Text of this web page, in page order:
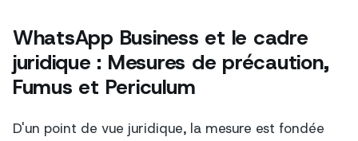
WhatsApp Business et le cadre
juridique : Mesures de précaution,
Fumus et Periculum
D'un point de vue juridique, la mesure est fondée